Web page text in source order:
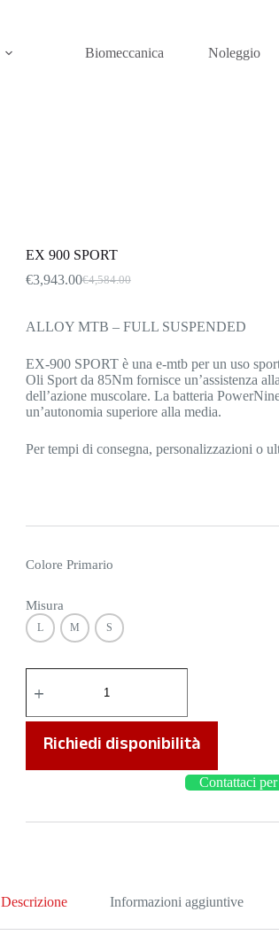
Biomeccanica Noleggio
EX 900 SPORT
€4,584.00
Il
originale
era:
€3,943.00Il
attuale
è:
ALLOY MTB – FULL SUSPENDED
EX-900 SPORT è una e-mtb per un uso
Oli Sport da 85Nm fornisce un’assistenza
dell’azione muscolare. La batteria
un’autonomia superiore alla media.
Per tempi di consegna, personalizzazioni o
Colore Primario
Misura
L M S
900
quantità
Richiedi disponibilità
Contattaci
Descrizione Informazioni aggiuntive